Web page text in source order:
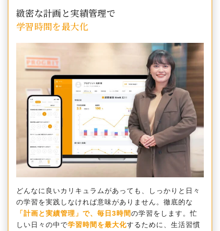
緻密な計画と実績管理で
学習時間を最大化
どんなに良いカリキュラムがあっても、しっかりと日々
の学習を実践しなければ意味がありません。徹底的な
「計画と実績管理」で、毎日3時間の学習をします。忙
しい日々の中で学習時間を最大化するために、生活習慣